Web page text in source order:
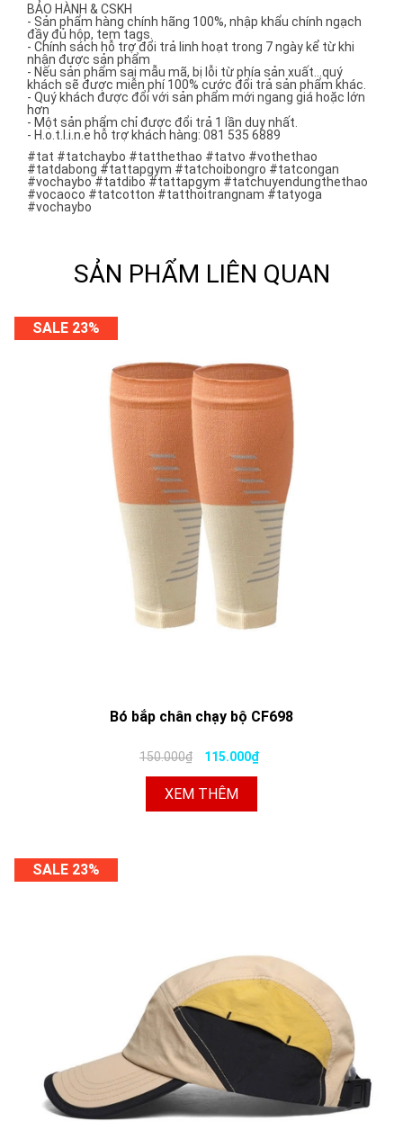
BẢO HÀNH & CSKH
- Sản phẩm hàng chính hãng 100%, nhập khẩu chính ngạch
đầy đủ hộp, tem tags.
- Chính sách hỗ trợ đổi trả linh hoạt trong 7 ngày kể từ khi
nhận được sản phẩm
- Nếu sản phẩm sai mẫu mã, bị lỗi từ phía sản xuất...quý
khách sẽ được miễn phí 100% cước đổi trả sản phẩm khác.
- Quý khách được đổi với sản phẩm mới ngang giá hoặc lớn
hơn
- Một sản phẩm chỉ được đổi trả 1 lần duy nhất.
- H.o.t.l.i.n.e hỗ trợ khách hàng: 081 535 6889
#tat #tatchaybo #tatthethao #tatvo #vothethao
#tatdabong #tattapgym #tatchoibongro #tatcongan
#vochaybo #tatdibo #tattapgym #tatchuyendungthethao
#vocaoco #tatcotton #tatthoitrangnam #tatyoga
#vochaybo
SẢN PHẨM LIÊN QUAN
SALE 23%
Bó bắp chân chạy bộ CF698
150.000₫ 115.000₫
XEM THÊM
SALE 23%